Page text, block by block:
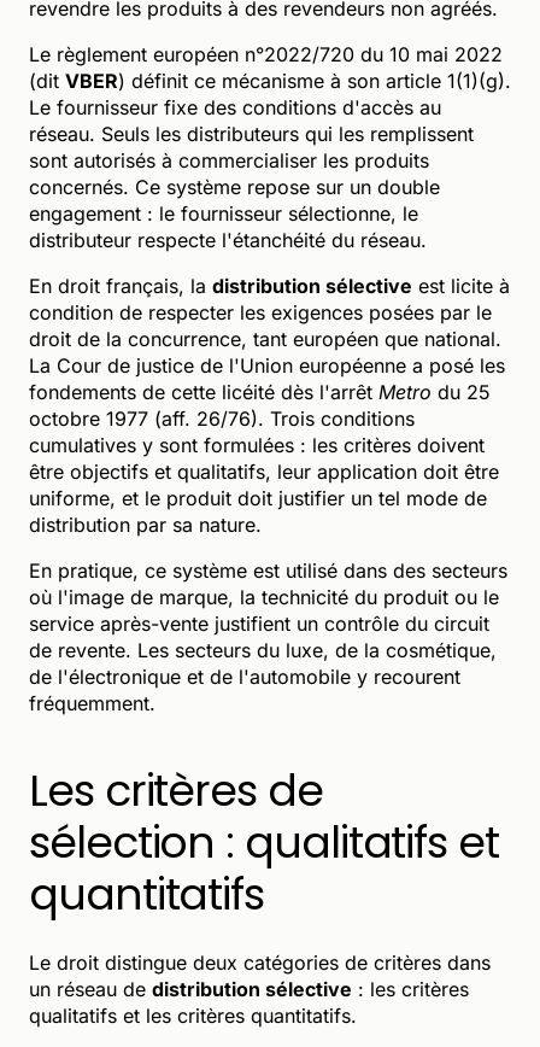
revendre les produits à des revendeurs non agréés.
Le règlement européen n°2022/720 du 10 mai 2022
(dit VBER) définit ce mécanisme à son article 1(1)(g).
Le fournisseur fixe des conditions d'accès au
réseau. Seuls les distributeurs qui les remplissent
sont autorisés à commercialiser les produits
concernés. Ce système repose sur un double
engagement : le fournisseur sélectionne, le
distributeur respecte l'étanchéité du réseau.
En droit français, la distribution sélective est licite à
condition de respecter les exigences posées par le
droit de la concurrence, tant européen que national.
La Cour de justice de l'Union européenne a posé les
fondements de cette licéité dès l'arrêt Metro du 25
octobre 1977 (aff. 26/76). Trois conditions
cumulatives y sont formulées : les critères doivent
être objectifs et qualitatifs, leur application doit être
uniforme, et le produit doit justifier un tel mode de
distribution par sa nature.
En pratique, ce système est utilisé dans des secteurs
où l'image de marque, la technicité du produit ou le
service après-vente justifient un contrôle du circuit
de revente. Les secteurs du luxe, de la cosmétique,
de l'électronique et de l'automobile y recourent
fréquemment.
Les critères de
sélection : qualitatifs et
quantitatifs
Le droit distingue deux catégories de critères dans
un réseau de distribution sélective : les critères
qualitatifs et les critères quantitatifs.